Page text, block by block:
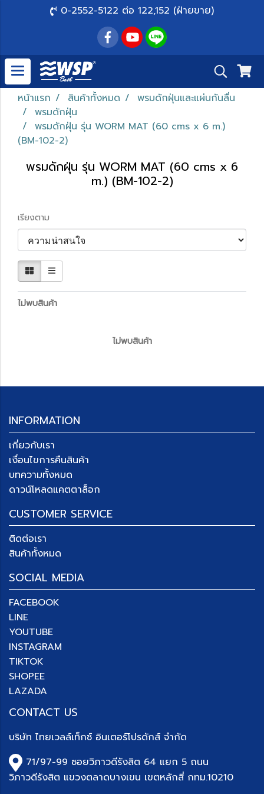
0-2552-5122 ต่อ 122,152 (ฝ่ายขาย)
หน้าแรก สินค้าทั้งหมด
พรมดักฝุ่นและแผ่นกันลื่น
พรมดักฝุ่น
พรมดักฝุ่น รุ่น WORM MAT (60 cms x 6 m.)
(BM-102-2)
พรมดักฝุ่น รุ่น WORM MAT (60 cms x 6
m.) (BM-102-2)
เรียงตาม
ไม่พบสินค้า
ไม่พบสินค้า
INFORMATION
เกี่ยวกับเรา
เงื่อนไขการคืนสินค้า
บทความทั้งหมด
ดาวน์โหลดแคตตาล็อก
CUSTOMER SERVICE
ติดต่อเรา
สินค้าทั้งหมด
SOCIAL MEDIA
FACEBOOK
LINE
YOUTUBE
INSTAGRAM
TIKTOK
SHOPEE
LAZADA
CONTACT US
บริษัท ไทยเวลล์เท็กซ์ อินเตอร์โปรดักส์ จำกัด
71/97-99 ซอยวิภาวดีรังสิต 64 แยก 5 ถนน
วิภาวดีรังสิต แขวงตลาดบางเขน เขตหลักสี่ กทม.10210